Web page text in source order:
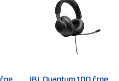
JBL Quantum 100 črne